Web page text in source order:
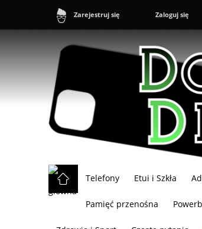
Zarejestruj się Zaloguj się
Telefony Etui i Szkła
Pamięć przenośna